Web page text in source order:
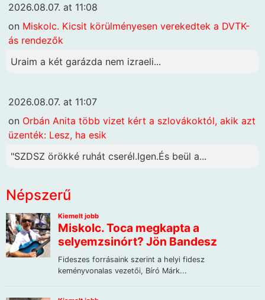
2026.08.07. at 11:08
on Miskolc. Kicsit körülményesen verekedtek a DVTK-
ás rendezők
Uraim a két garázda nem izraeli...
2026.08.07. at 11:07
on Orbán Anita több vizet kért a szlovákoktól, akik azt
üzenték: Lesz, ha esik
"SZDSZ örökké ruhát cserél.Igen.És beül a...
Népszerű